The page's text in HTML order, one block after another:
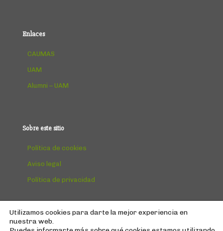
Enlaces
CAUMAS
UAM
Alumni – UAM
Sobre este sitio
Política de cookies
Aviso legal
Política de privacidad
Utilizamos cookies para darte la mejor experiencia en
nuestra web.